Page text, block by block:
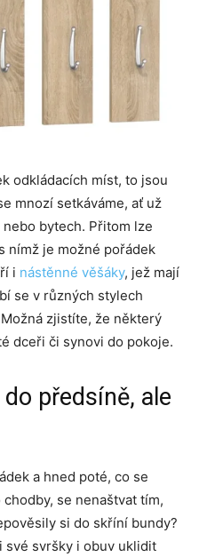
odkládacích míst, to jsou
mnozí setkáváme, ať už
bytech. Přitom lze
nímž je možné pořádek
i nástěnné věšáky, jež mají
se v různých stylech
zjistíte, že některý
dceři či synovi do pokoje.
předsíně, ale
a hned poté, co se
se nenaštvat tím,
si do skříní bundy?
své svršky i obuv uklidit